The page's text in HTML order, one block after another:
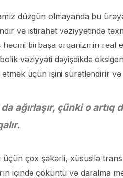
düzgün olmayanda bu
və istirahət vəziyyətində
birbaşa orqanizmin real
vəziyyəti dəyişdikdə
üçün işini sürətləndirir və
ağırlaşır, çünki o artıq
üçün çox şəkərli, xüsusilə
içində çöküntü və daralma